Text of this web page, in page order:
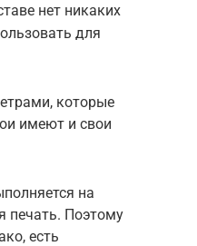
нет никаких
для
которые
имеют и свои
на
печать. Поэтому
есть